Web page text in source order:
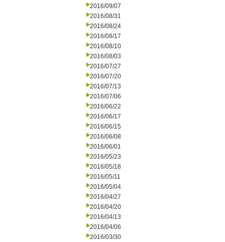
2016/09/07
2016/08/31
2016/08/24
2016/08/17
2016/08/10
2016/08/03
2016/07/27
2016/07/20
2016/07/13
2016/07/06
2016/06/22
2016/06/17
2016/06/15
2016/06/08
2016/06/01
2016/05/23
2016/05/18
2016/05/11
2016/05/04
2016/04/27
2016/04/20
2016/04/13
2016/04/06
2016/03/30